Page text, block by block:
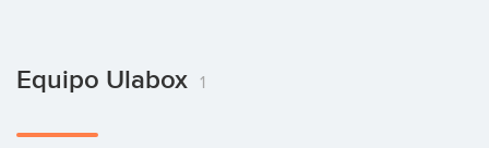
Equipo Ulabox 1